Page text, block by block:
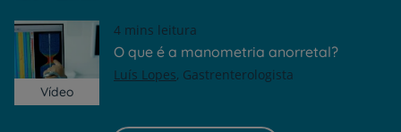
Vídeo
4 mins leitura
O que é a manometria anorretal?
Luís Lopes Gastrenterologista